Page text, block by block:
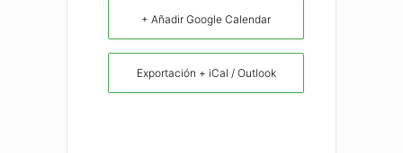
+ Añadir Google Calendar
Exportación + iCal / Outlook